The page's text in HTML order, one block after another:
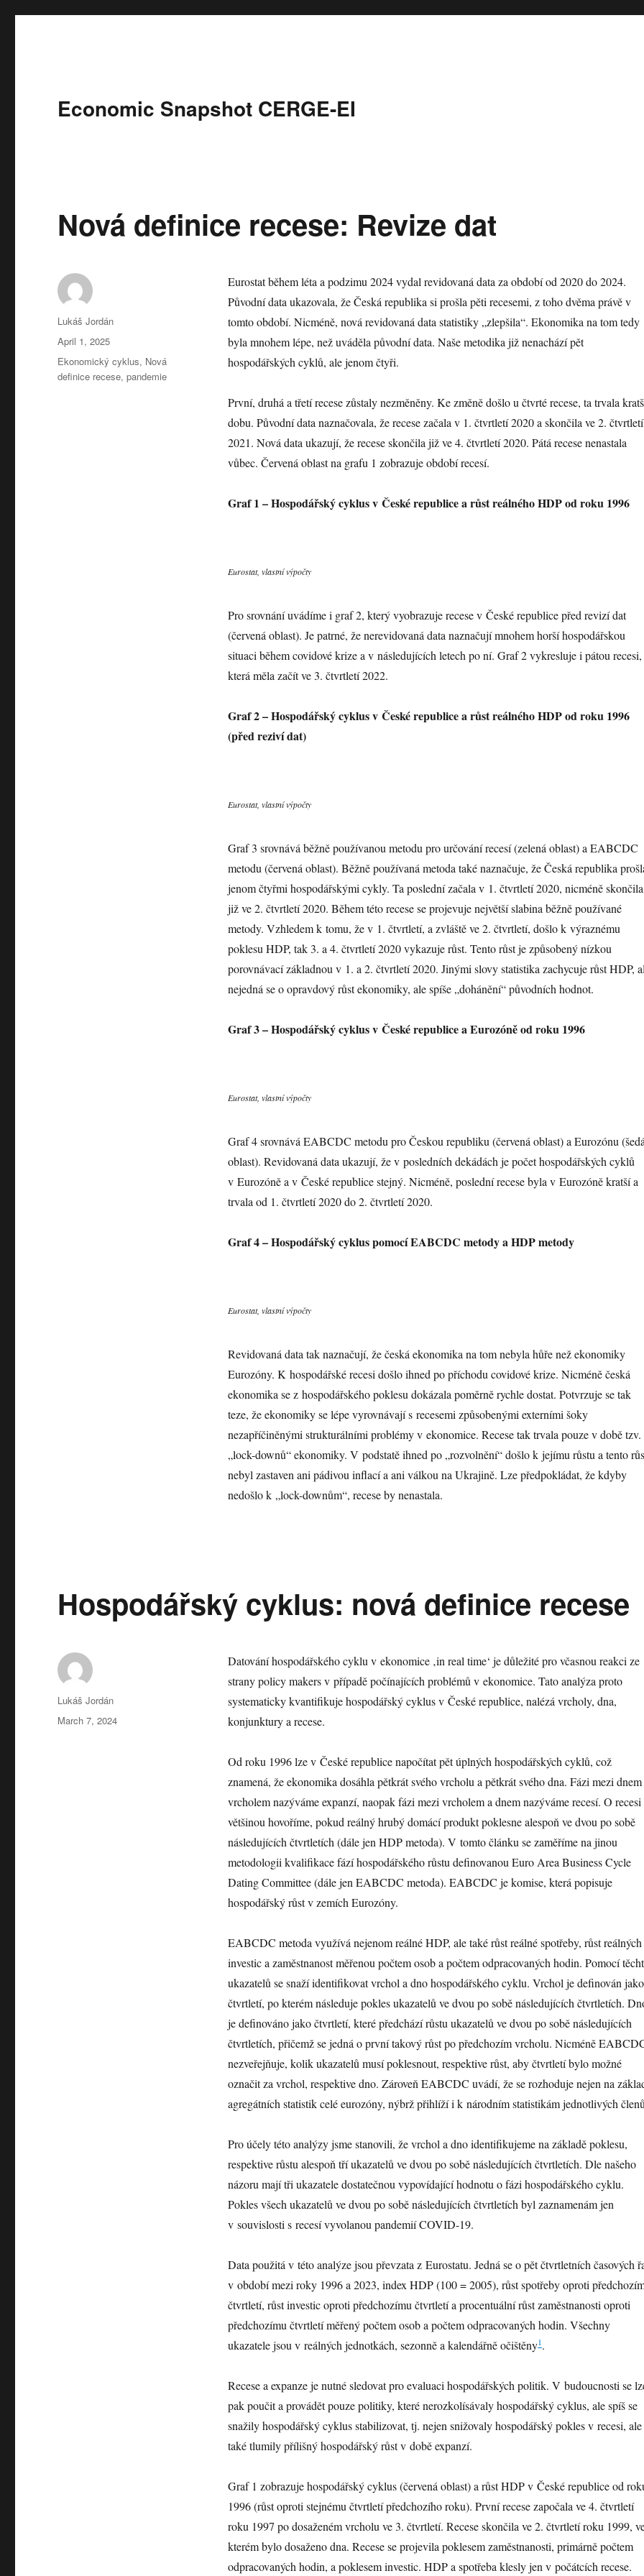
Economic Snapshot CERGE-EI
Nová definice recese: Revize dat
Eurostat během léta a podzimu 2024 vydal revidovaná data za období od 2020 do 2024.
Původní data ukazovala, že Česká republika si prošla pěti recesemi, z toho dvěma právě v
tomto období. Nicméně, nová revidovaná data statistiky „zlepšila“. Ekonomika na tom tedy
byla mnohem lépe, než uváděla původní data. Naše metodika již nenachází pět
hospodářských cyklů, ale jenom čtyři.
První, druhá a třetí recese zůstaly nezměněny. Ke změně došlo u čtvrté recese, ta trvala
dobu. Původní data naznačovala, že recese začala v 1. čtvrtletí 2020 a skončila ve 2. čtvrtletí
2021. Nová data ukazují, že recese skončila již ve 4. čtvrtletí 2020. Pátá recese nenastala
vůbec. Červená oblast na grafu 1 zobrazuje období recesí.
Graf 1 – Hospodářský cyklus v České republice a růst reálného HDP od roku 1996
Eurostat, vlastní výpočty
Pro srovnání uvádíme i graf 2, který vyobrazuje recese v České republice před revizí dat
(červená oblast). Je patrné, že nerevidovaná data naznačují mnohem horší hospodářskou
situaci během covidové krize a v následujících letech po ní. Graf 2 vykresluje i pátou recesi,
která měla začít ve 3. čtvrtletí 2022.
Graf 2 – Hospodářský cyklus v České republice a růst reálného HDP od roku 1996
(před reziví dat)
Eurostat, vlastní výpočty
Graf 3 srovnává běžně používanou metodu pro určování recesí (zelená oblast) a EABCDC
metodu (červená oblast). Běžně používaná metoda také naznačuje, že Česká republika
jenom čtyřmi hospodářskými cykly. Ta poslední začala v 1. čtvrtletí 2020, nicméně skončila
již ve 2. čtvrtletí 2020. Během této recese se projevuje největší slabina běžně používané
metody. Vzhledem k tomu, že v 1. čtvrtletí, a zvláště ve 2. čtvrtletí, došlo k výraznému
poklesu HDP, tak 3. a 4. čtvrtletí 2020 vykazuje růst. Tento růst je způsobený nízkou
porovnávací základnou v 1. a 2. čtvrtletí 2020. Jinými slovy statistika zachycuje růst HDP,
nejedná se o opravdový růst ekonomiky, ale spíše „dohánění“ původních hodnot.
Graf 3 – Hospodářský cyklus v České republice a Eurozóně od roku 1996
Eurostat, vlastní výpočty
Graf 4 srovnává EABCDC metodu pro Českou republiku (červená oblast) a Eurozónu
oblast). Revidovaná data ukazují, že v posledních dekádách je počet hospodářských cyklů
v Eurozóně a v České republice stejný. Nicméně, poslední recese byla v Eurozóně kratší a
trvala od 1. čtvrtletí 2020 do 2. čtvrtletí 2020.
Graf 4 – Hospodářský cyklus pomocí EABCDC metody a HDP metody
Eurostat, vlastní výpočty
Revidovaná data tak naznačují, že česká ekonomika na tom nebyla hůře než ekonomiky
Eurozóny. K hospodářské recesi došlo ihned po příchodu covidové krize. Nicméně česká
ekonomika se z hospodářského poklesu dokázala poměrně rychle dostat. Potvrzuje se tak
teze, že ekonomiky se lépe vyrovnávají s recesemi způsobenými externími šoky
nezapříčiněnými strukturálními problémy v ekonomice. Recese tak trvala pouze v době tzv.
„lock-downů“ ekonomiky. V podstatě ihned po „rozvolnění“ došlo k jejímu růstu a tento
nebyl zastaven ani pádivou inflací a ani válkou na Ukrajině. Lze předpokládat, že kdyby
nedošlo k „lock-downům“, recese by nenastala.
Author
Lukáš Jordán
Posted
on
April 1, 2025
Tags
Ekonomický cyklus, Nová
definice recese,pandemie
Hospodářský cyklus: nová definice recese
Datování hospodářského cyklu v ekonomice ‚in real time‘ je důležité pro včasnou reakci ze
strany policy makers v případě počínajících problémů v ekonomice. Tato analýza proto
systematicky kvantifikuje hospodářský cyklus v České republice, nalézá vrcholy, dna,
konjunktury a recese.
Od roku 1996 lze v České republice napočítat pět úplných hospodářských cyklů, což
znamená, že ekonomika dosáhla pětkrát svého vrcholu a pětkrát svého dna. Fázi mezi dnem
vrcholem nazýváme expanzí, naopak fázi mezi vrcholem a dnem nazýváme recesí. O recesi
většinou hovoříme, pokud reálný hrubý domácí produkt poklesne alespoň ve dvou po sobě
následujících čtvrtletích (dále jen HDP metoda). V tomto článku se zaměříme na jinou
metodologii kvalifikace fází hospodářského růstu definovanou Euro Area Business Cycle
Dating Committee (dále jen EABCDC metoda). EABCDC je komise, která popisuje
hospodářský růst v zemích Eurozóny.
EABCDC metoda využívá nejenom reálné HDP, ale také růst reálné spotřeby, růst reálných
investic a zaměstnanost měřenou počtem osob a počtem odpracovaných hodin. Pomocí
ukazatelů se snaží identifikovat vrchol a dno hospodářského cyklu. Vrchol je definován jako
čtvrtletí, po kterém následuje pokles ukazatelů ve dvou po sobě následujících čtvrtletích.
je definováno jako čtvrtletí, které předchází růstu ukazatelů ve dvou po sobě následujících
čtvrtletích, přičemž se jedná o první takový růst po předchozím vrcholu. Nicméně
nezveřejňuje, kolik ukazatelů musí poklesnout, respektive růst, aby čtvrtletí bylo možné
označit za vrchol, respektive dno. Zároveň EABCDC uvádí, že se rozhoduje nejen na
agregátních statistik celé eurozóny, nýbrž přihlíží i k národním statistikám jednotlivých
Pro účely této analýzy jsme stanovili, že vrchol a dno identifikujeme na základě poklesu,
respektive růstu alespoň tří ukazatelů ve dvou po sobě následujících čtvrtletích. Dle našeho
názoru mají tři ukazatele dostatečnou vypovídající hodnotu o fázi hospodářského cyklu.
Pokles všech ukazatelů ve dvou po sobě následujících čtvrtletích byl zaznamenám jen
v souvislosti s recesí vyvolanou pandemií COVID-19.
Data použitá v této analýze jsou převzata z Eurostatu. Jedná se o pět čtvrtletních časových
v období mezi roky 1996 a 2023, index HDP (100 = 2005), růst spotřeby oproti
čtvrtletí, růst investic oproti předchozímu čtvrtletí a procentuální růst zaměstnanosti oproti
předchozímu čtvrtletí měřený počtem osob a počtem odpracovaných hodin. Všechny
ukazatele jsou v reálných jednotkách, sezonně a kalendářně očištěny1.
Recese a expanze je nutné sledovat pro evaluaci hospodářských politik. V budoucnosti se
pak poučit a provádět pouze politiky, které nerozkolísávaly hospodářský cyklus, ale spíš se
snažily hospodářský cyklus stabilizovat, tj. nejen snižovaly hospodářský pokles v recesi, ale
také tlumily přílišný hospodářský růst v době expanzí.
Graf 1 zobrazuje hospodářský cyklus (červená oblast) a růst HDP v České republice od
1996 (růst oproti stejnému čtvrtletí předchozího roku). První recese započala ve 4. čtvrtletí
roku 1997 po dosaženém vrcholu ve 3. čtvrtletí. Recese skončila ve 2. čtvrtletí roku 1999,
kterém bylo dosaženo dna. Recese se projevila poklesem zaměstnanosti, primárně počtem
odpracovaných hodin, a poklesem investic. HDP a spotřeba klesly jen v počátcích recese.
Author
Lukáš Jordán
Posted
March 7, 2024